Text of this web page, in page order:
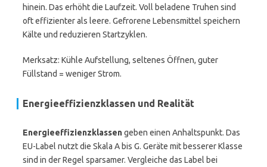
hinein. Das erhöht die Laufzeit. Voll beladene Truhen sind
oft effizienter als leere. Gefrorene Lebensmittel speichern
Kälte und reduzieren Startzyklen.
Merksatz: Kühle Aufstellung, seltenes Öffnen, guter
Füllstand = weniger Strom.
Energieeffizienzklassen und Realität
Energieeffizienzklassengeben einen Anhaltspunkt. Das
EU-Label nutzt die Skala A bis G. Geräte mit besserer Klasse
sind in der Regel sparsamer. Vergleiche das Label bei